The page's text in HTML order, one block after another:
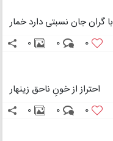
با گران جان نسبتی دارد خمار
0
0
0
احتراز از خونِ ناحق زینهار
0
0
0